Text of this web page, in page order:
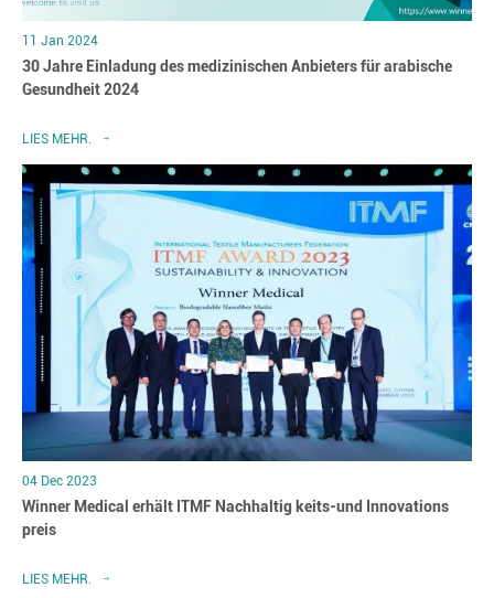
11 Jan 2024
30 Jahre Einladung des medizinischen Anbieters für arabische
Gesundheit 2024
LIES MEHR.
04 Dec 2023
Winner Medical erhält ITMF Nachhaltig keits-und Innovations
preis
LIES MEHR.